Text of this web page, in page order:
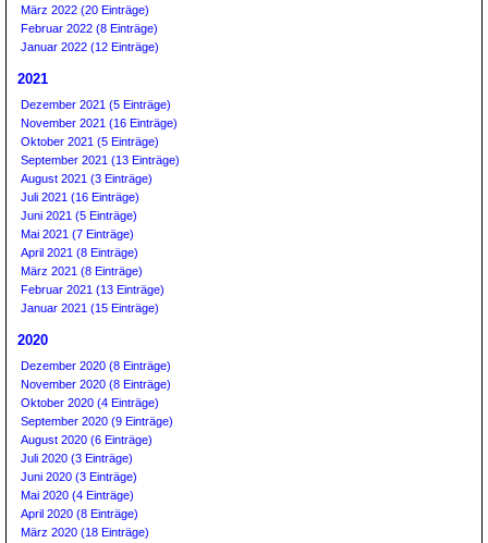
März 2022 (20 Einträge)
Februar 2022 (8 Einträge)
Januar 2022 (12 Einträge)
2021
Dezember 2021 (5 Einträge)
November 2021 (16 Einträge)
Oktober 2021 (5 Einträge)
September 2021 (13 Einträge)
August 2021 (3 Einträge)
Juli 2021 (16 Einträge)
Juni 2021 (5 Einträge)
Mai 2021 (7 Einträge)
April 2021 (8 Einträge)
März 2021 (8 Einträge)
Februar 2021 (13 Einträge)
Januar 2021 (15 Einträge)
2020
Dezember 2020 (8 Einträge)
November 2020 (8 Einträge)
Oktober 2020 (4 Einträge)
September 2020 (9 Einträge)
August 2020 (6 Einträge)
Juli 2020 (3 Einträge)
Juni 2020 (3 Einträge)
Mai 2020 (4 Einträge)
April 2020 (8 Einträge)
März 2020 (18 Einträge)